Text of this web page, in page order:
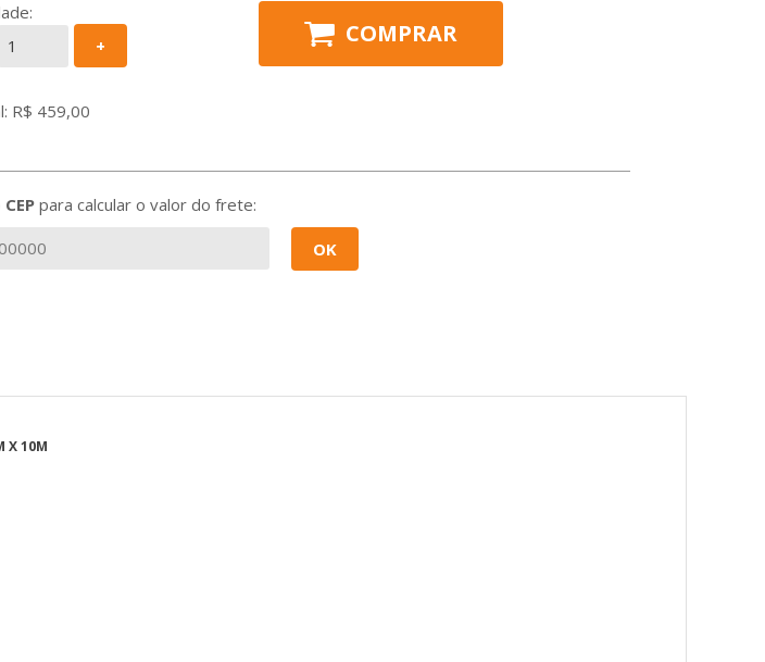
+
R$ 459,00
COMPRAR
CEPpara calcular o valor do frete:
OK
X 10M